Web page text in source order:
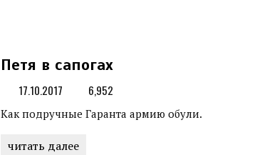
Петя в сапогах
17.10.2017 6,952
Как подручные Гаранта армию обули.
читать далее